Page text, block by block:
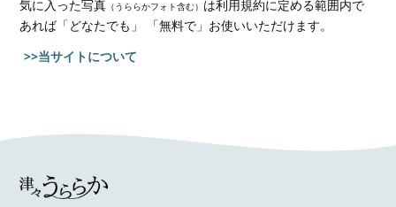
気に入った写真 （うららかフォト含む） は利用規約に定める範囲内で
あれば「どなたでも」 「無料で」お使いいただけます。
>>当サイトについて